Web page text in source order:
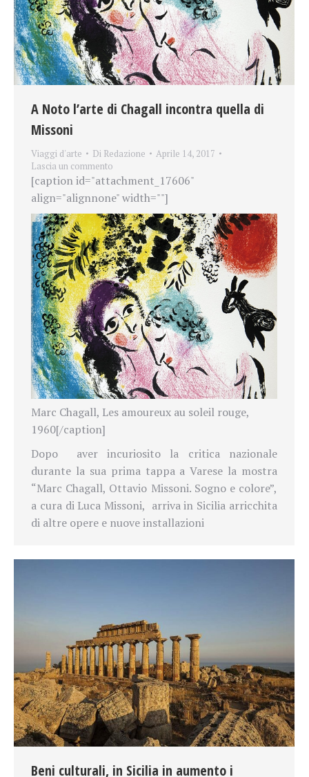
A Noto l’arte di Chagall incontra quella di
Missoni
Viaggi d'arte Di Redazione
Aprile 14, 2017
Lascia un commento
[caption id="attachment_17606"
align="alignnone" width=""]
Marc Chagall, Les amoureux au soleil rouge,
1960[/caption]
Dopo aver incuriosito la critica nazionale
durante la sua prima tappa a Varese la mostra
“Marc Chagall, Ottavio Missoni. Sogno e colore”,
a cura di Luca Missoni, arriva in Sicilia arricchita
di altre opere e nuove installazioni
Beni culturali, in Sicilia in aumento i